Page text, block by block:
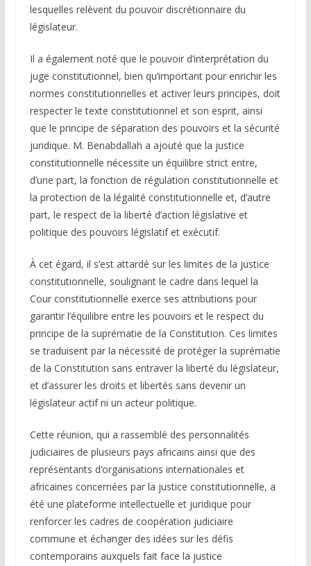
lesquelles relèvent du pouvoir discrétionnaire du
législateur.
Il a également noté que le pouvoir d’interprétation du
juge constitutionnel, bien qu’important pour enrichir les
normes constitutionnelles et activer leurs principes, doit
respecter le texte constitutionnel et son esprit, ainsi
que le principe de séparation des pouvoirs et la sécurité
juridique. M. Benabdallah a ajouté que la justice
constitutionnelle nécessite un équilibre strict entre,
d’une part, la fonction de régulation constitutionnelle et
la protection de la légalité constitutionnelle et, d’autre
part, le respect de la liberté d’action législative et
politique des pouvoirs législatif et exécutif.
À cet égard, il s’est attardé sur les limites de la justice
constitutionnelle, soulignant le cadre dans lequel la
Cour constitutionnelle exerce ses attributions pour
garantir l’équilibre entre les pouvoirs et le respect du
principe de la suprématie de la Constitution. Ces limites
se traduisent par la nécessité de protéger la suprématie
de la Constitution sans entraver la liberté du législateur,
et d’assurer les droits et libertés sans devenir un
législateur actif ni un acteur politique.
Cette réunion, qui a rassemblé des personnalités
judiciaires de plusieurs pays africains ainsi que des
représentants d’organisations internationales et
africaines concernées par la justice constitutionnelle, a
été une plateforme intellectuelle et juridique pour
renforcer les cadres de coopération judiciaire
commune et échanger des idées sur les défis
contemporains auxquels fait face la justice